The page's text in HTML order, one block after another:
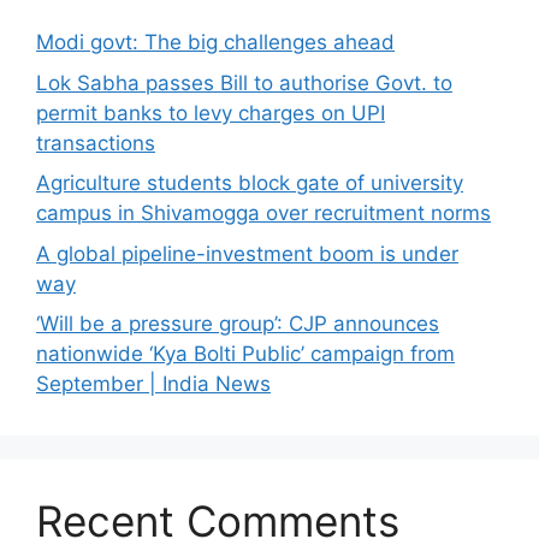
Modi govt: The big challenges ahead
Lok Sabha passes Bill to authorise Govt. to
permit banks to levy charges on UPI
transactions
Agriculture students block gate of university
campus in Shivamogga over recruitment norms
A global pipeline-investment boom is under
way
‘Will be a pressure group’: CJP announces
nationwide ‘Kya Bolti Public’ campaign from
September | India News
Recent Comments